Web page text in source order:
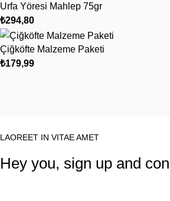
Urfa Yöresi Mahlep 75gr
₺294,80
Çiğköfte Malzeme Paketi
₺179,99
LAOREET IN VITAE AMET
Hey you, sign up and